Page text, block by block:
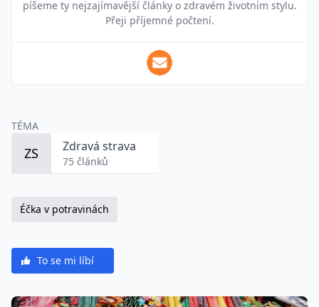
píšeme ty nejzajímavější články o zdravém životním stylu.
Přeji příjemné počtení.
TÉMA
ZS Zdravá strava
75 článků
Éčka v potravinách
To se mi líbí